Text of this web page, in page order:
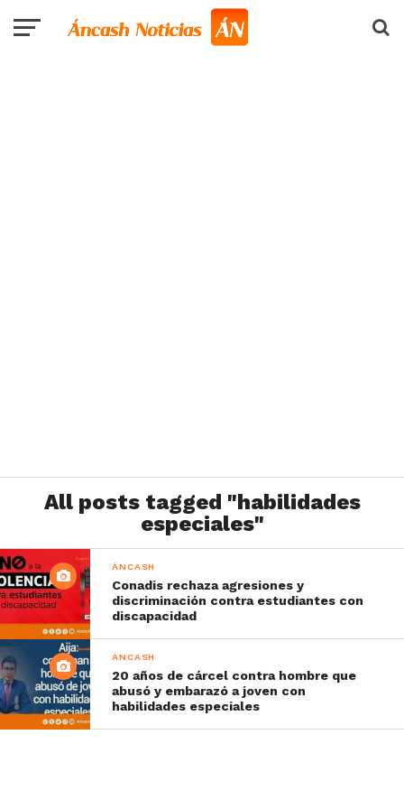
All posts tagged "habilidades
especiales"
ÁNCASH
Conadis rechaza agresiones y
discriminación contra estudiantes con
discapacidad
ÁNCASH
20 años de cárcel contra hombre que
abusó y embarazó a joven con
habilidades especiales